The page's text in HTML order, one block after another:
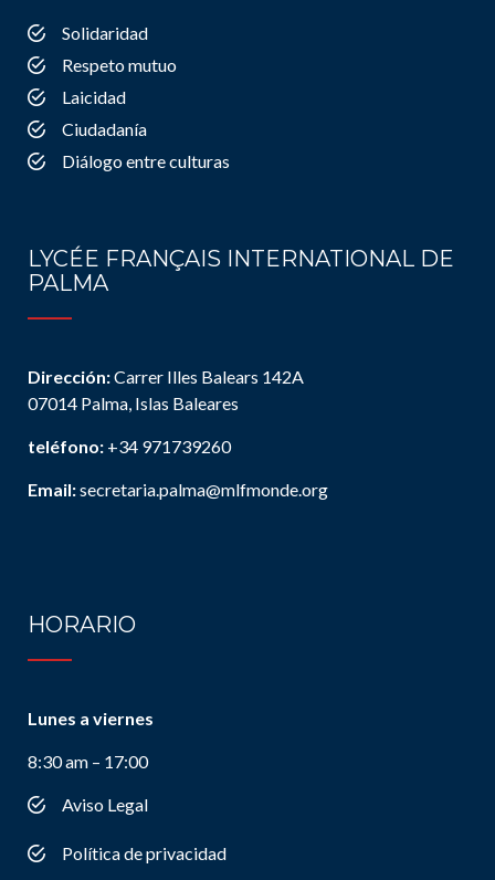
Solidaridad
Respeto mutuo
Laicidad
Ciudadanía
Diálogo entre culturas
LYCÉE FRANÇAIS INTERNATIONAL DE
PALMA
Dirección:Carrer Illes Balears 142A
07014 Palma, Islas Baleares
teléfono: +34 971739260
Email:secretaria.palma@mlfmonde.org
HORARIO
Lunes a viernes
8:30 am – 17:00
Aviso Legal
Política de privacidad